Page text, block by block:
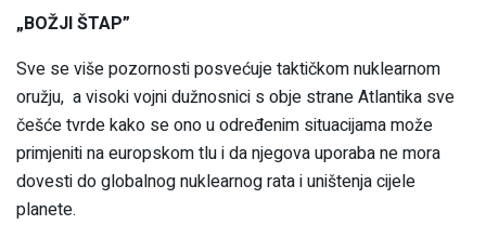
„BOŽJI ŠTAP”
Sve se više pozornosti posvećuje taktičkom nuklearnom
oružju, a visoki vojni dužnosnici s obje strane Atlantika sve
češće tvrde kako se ono u određenim situacijama može
primjeniti na europskom tlu i da njegova uporaba ne mora
dovesti do globalnog nuklearnog rata i uništenja cijele
planete.